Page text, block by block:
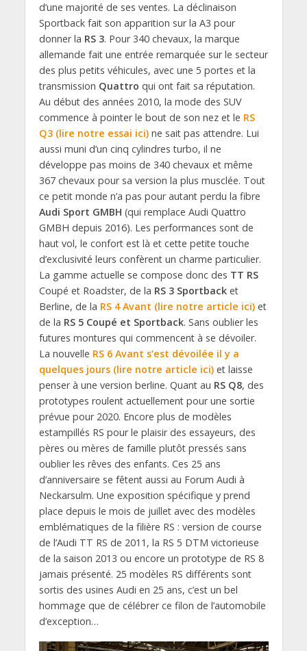
d’une majorité de ses ventes. La déclinaison
Sportback fait son apparition sur la A3 pour
donner la RS 3. Pour 340 chevaux, la marque
allemande fait une entrée remarquée sur le secteur
des plus petits véhicules, avec une 5 portes et la
transmission Quattro qui ont fait sa réputation.
Au début des années 2010, la mode des SUV
commence à pointer le bout de son nez et le RS
Q3 (lire notre essai ici)ne sait pas attendre. Lui
aussi muni d’un cinq cylindres turbo, il ne
développe pas moins de 340 chevaux et même
367 chevaux pour sa version la plus musclée. Tout
ce petit monde n’a pas pour autant perdu la fibre
Audi Sport GMBH (qui remplace Audi Quattro
GMBH depuis 2016). Les performances sont de
haut vol, le confort est là et cette petite touche
d’exclusivité leurs confèrent un charme particulier.
La gamme actuelle se compose donc des TT RS
Coupé et Roadster, de la RS 3 Sportbacket
Berline, de la RS 4 Avant (lire notre article ici)et
de la RS 5 Coupé et Sportback. Sans oublier les
futures montures qui commencent à se dévoiler.
La nouvelle RS 6 Avant s’est dévoilée il y a
quelques jours (lire notre article ici)et laisse
penser à une version berline. Quant au RS Q8, des
prototypes roulent actuellement pour une sortie
prévue pour 2020. Encore plus de modèles
estampillés RS pour le plaisir des essayeurs, des
pères ou mères de famille plutôt pressés sans
oublier les rêves des enfants. Ces 25 ans
d’anniversaire se fêtent aussi au Forum Audi à
Neckarsulm. Une exposition spécifique y prend
place depuis le mois de juillet avec des modèles
emblématiques de la filière RS : version de course
de l’Audi TT RS de 2011, la RS 5 DTM victorieuse
de la saison 2013 ou encore un prototype de RS 8
jamais présenté. 25 modèles RS différents sont
sortis des usines Audi en 25 ans, c’est un bel
hommage que de célébrer ce filon de l’automobile
d’exception…